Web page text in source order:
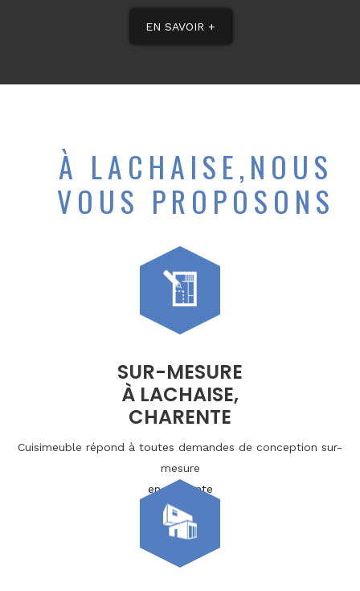
EN SAVOIR +
À LACHAISE,NOUS
VOUS PROPOSONS
SUR-MESURE
À LACHAISE,
CHARENTE
Cuisimeuble répond à toutes demandes de conception sur-
mesure
en Charente